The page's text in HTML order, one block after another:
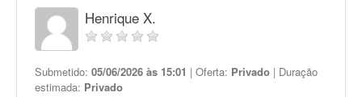
Henrique X.
Submetido: 05/06/2026 às 15:01 | Oferta: Privado | Duração
estimada: Privado